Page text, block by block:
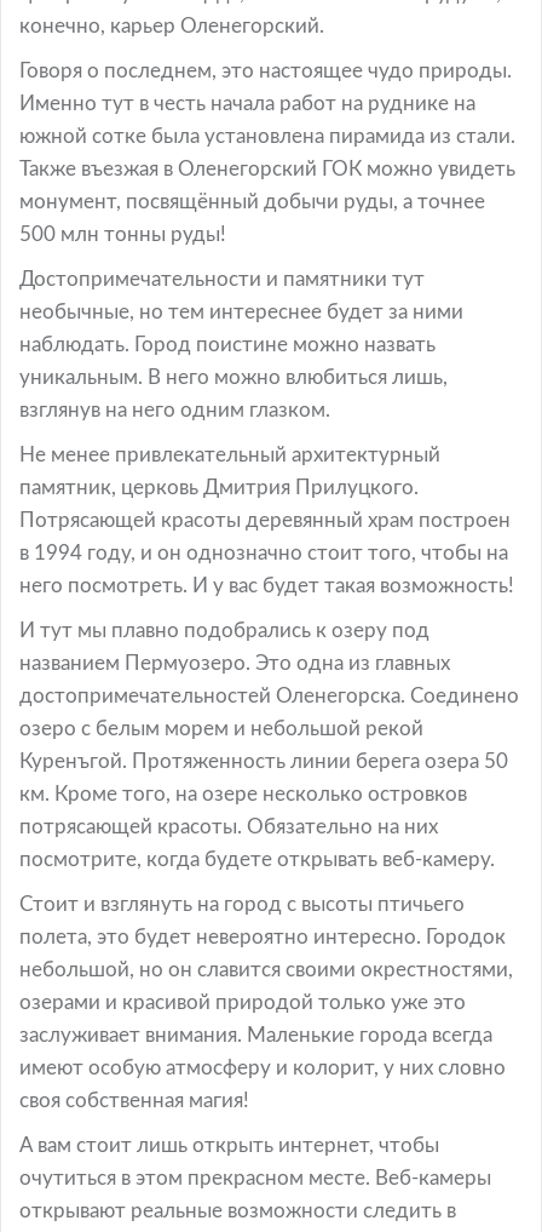
конечно, карьер Оленегорский.
Говоря о последнем, это настоящее чудо природы.
Именно тут в честь начала работ на руднике на
южной сотке была установлена пирамида из стали.
Также въезжая в Оленегорский ГОК можно увидеть
монумент, посвящённый добычи руды, а точнее
500 млн тонны руды!
Достопримечательности и памятники тут
необычные, но тем интереснее будет за ними
наблюдать. Город поистине можно назвать
уникальным. В него можно влюбиться лишь,
взглянув на него одним глазком.
Не менее привлекательный архитектурный
памятник, церковь Дмитрия Прилуцкого.
Потрясающей красоты деревянный храм построен
в 1994 году, и он однозначно стоит того, чтобы на
него посмотреть. И у вас будет такая возможность!
И тут мы плавно подобрались к озеру под
названием Пермуозеро. Это одна из главных
достопримечательностей Оленегорска. Соединено
озеро с белым морем и небольшой рекой
Куренъгой. Протяженность линии берега озера 50
км. Кроме того, на озере несколько островков
потрясающей красоты. Обязательно на них
посмотрите, когда будете открывать веб-камеру.
Стоит и взглянуть на город с высоты птичьего
полета, это будет невероятно интересно. Городок
небольшой, но он славится своими окрестностями,
озерами и красивой природой только уже это
заслуживает внимания. Маленькие города всегда
имеют особую атмосферу и колорит, у них словно
своя собственная магия!
А вам стоит лишь открыть интернет, чтобы
очутиться в этом прекрасном месте. Веб-камеры
открывают реальные возможности следить в